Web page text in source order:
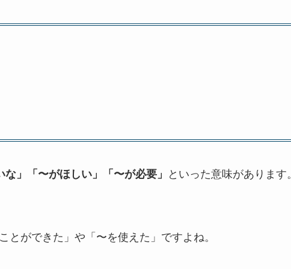
な」「〜がほしい」「〜が必要」 といった意味があります。
とができた」や「〜を使えた」ですよね。